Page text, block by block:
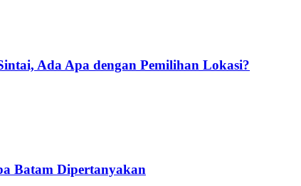
Ada Apa dengan Pemilihan Lokasi?
Batam Dipertanyakan